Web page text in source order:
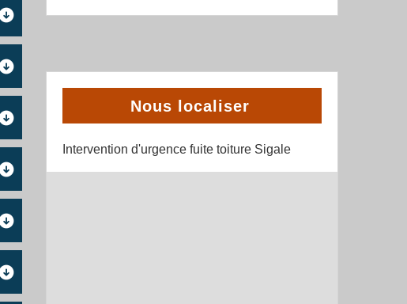
Nous localiser
Intervention d'urgence fuite toiture Sigale